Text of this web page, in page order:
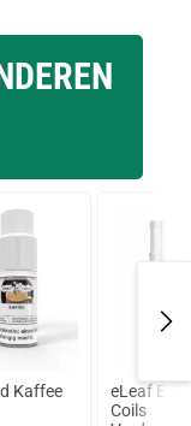
Kaffee
eLeaf EC2
Coils